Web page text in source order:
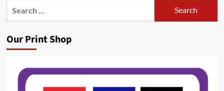
Our Print Shop